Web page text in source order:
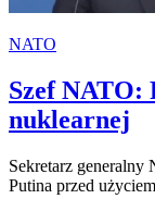
NATO
Szef NATO:
nuklearnej
Sekretarz generalny
Putina przed